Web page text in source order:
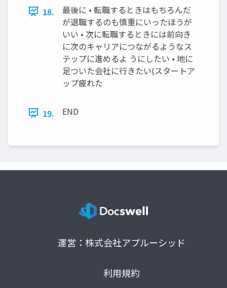
18.
最後に • 転職するときはもちろんだ
が退職するのも慎重にいったほうが
いい • 次に転職するときには前向き
に次のキャリアにつながるようなス
テップに進めるよ うにしたい • 地に
足ついた会社に行きたい(スタートア
ップ疲れた
19. END
運営：株式会社アプルーシッド
利用規約